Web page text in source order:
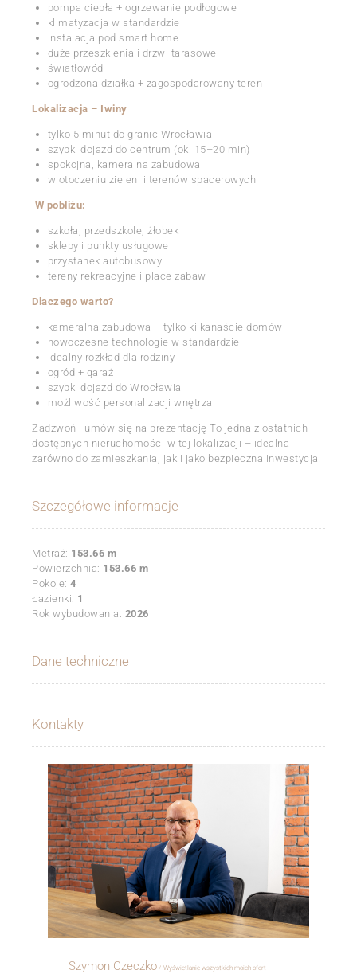
pompa ciepła + ogrzewanie podłogowe
klimatyzacja w standardzie
instalacja pod smart home
duże przeszklenia i drzwi tarasowe
światłowód
ogrodzona działka + zagospodarowany teren
Lokalizacja – Iwiny
tylko 5 minut do granic Wrocławia
szybki dojazd do centrum (ok. 15–20 min)
spokojna, kameralna zabudowa
w otoczeniu zieleni i terenów spacerowych
W pobliżu:
szkoła, przedszkole, żłobek
sklepy i punkty usługowe
przystanek autobusowy
tereny rekreacyjne i place zabaw
Dlaczego warto?
kameralna zabudowa – tylko kilkanaście domów
nowoczesne technologie w standardzie
idealny rozkład dla rodziny
ogród + garaż
szybki dojazd do Wrocławia
możliwość personalizacji wnętrza
Zadzwoń i umów się na prezentację To jedna z ostatnich
dostępnych nieruchomości w tej lokalizacji – idealna
zarówno do zamieszkania, jak i jako bezpieczna inwestycja.
Szczegółowe informacje
Metraż: 153.66 m
Powierzchnia: 153.66 m
Pokoje: 4
Łazienki: 1
Rok wybudowania: 2026
Dane techniczne
Kontakty
Szymon Czeczko Wyświetlanie wszystkich moich ofert